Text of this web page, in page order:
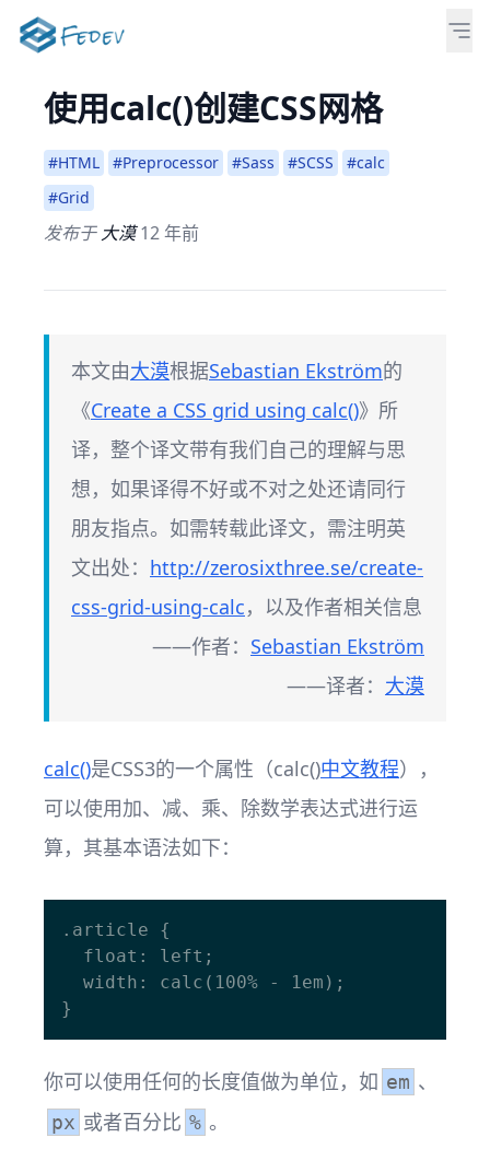
使用calc()创建CSS网格
#HTML #Preprocessor #Sass #SCSS
#calc
#Grid
发布于大漠12 年前
本文由大漠根据Sebastian Ekström的
《Create a CSS grid using calc()》所
译，整个译文带有我们自己的理解与思
想，如果译得不好或不对之处还请同行
朋友指点。如需转载此译文，需注明英
文出处： http://zerosixthree.se/create-
css-grid-using-calc，以及作者相关信息
——作者： Sebastian Ekström
——译者： 大漠
calc()是CSS3的一个属性（calc()中文教程），
可以使用加、减、乘、除数学表达式进行运
算，其基本语法如下：
.article {
你可以使用任何的长度值做为单位，如 em 、
px 或者百分比 % 。